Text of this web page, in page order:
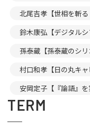
北尾吉孝【世相を斬る
鈴木康弘【デジタルシ
孫泰蔵【孫泰蔵のシリ
村口和孝【日の丸キャ
安岡定子【『論語』を
TERM